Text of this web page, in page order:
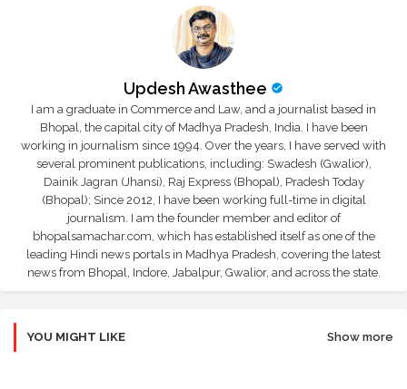
Updesh Awasthee
I am a graduate in Commerce and Law, and a journalist based in
Bhopal, the capital city of Madhya Pradesh, India. I have been
working in journalism since 1994. Over the years, I have served with
several prominent publications, including: Swadesh (Gwalior),
Dainik Jagran (Jhansi), Raj Express (Bhopal), Pradesh Today
(Bhopal); Since 2012, I have been working full-time in digital
journalism. I am the founder member and editor of
bhopalsamachar.com, which has established itself as one of the
leading Hindi news portals in Madhya Pradesh, covering the latest
news from Bhopal, Indore, Jabalpur, Gwalior, and across the state.
YOU MIGHT LIKE Show more